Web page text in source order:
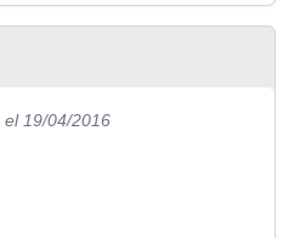
el 19/04/2016